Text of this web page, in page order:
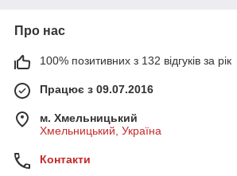
Про нас
100% позитивних з 132 відгуків за рік
Працює з 09.07.2016
м. Хмельницький
Хмельницький, Україна
Контакти